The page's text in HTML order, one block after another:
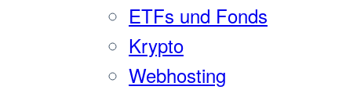
ETFs und Fonds
Krypto
Webhosting